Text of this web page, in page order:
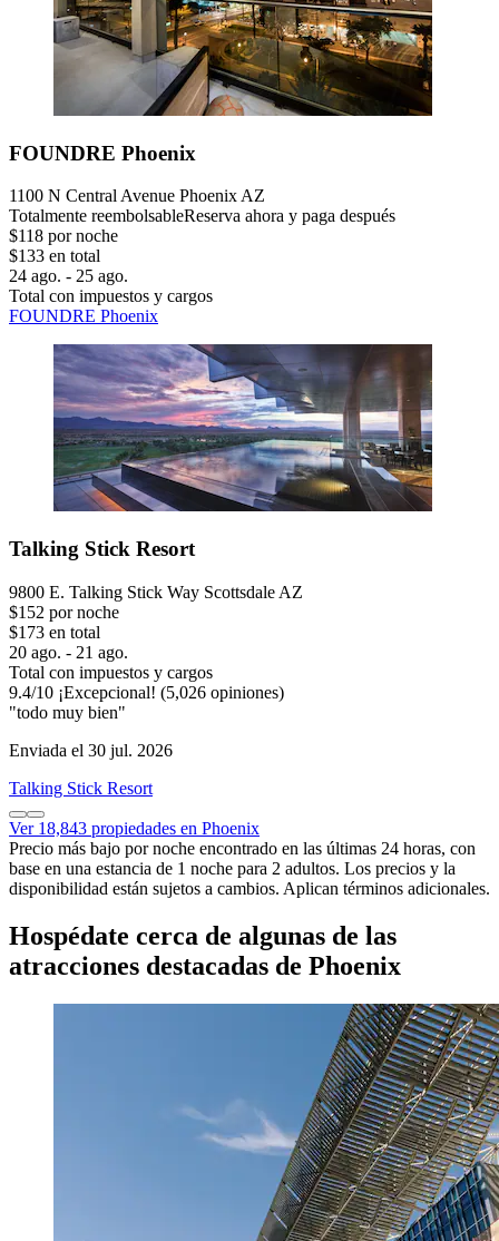
FOUNDRE Phoenix
1100 N Central Avenue Phoenix AZ
Totalmente reembolsableReserva ahora y paga después
$118 por noche
$133 en total
24 ago. - 25 ago.
Total con impuestos y cargos
FOUNDRE Phoenix
Talking Stick Resort
9800 E. Talking Stick Way Scottsdale AZ
$152 por noche
$173 en total
20 ago. - 21 ago.
Total con impuestos y cargos
9.4/10 ¡Excepcional! (5,026 opiniones)
"todo muy bien"
Enviada el 30 jul. 2026
Talking Stick Resort
Ver 18,843 propiedades en Phoenix
Precio más bajo por noche encontrado en las últimas 24 horas, con
base en una estancia de 1 noche para 2 adultos. Los precios y la
disponibilidad están sujetos a cambios. Aplican términos adicionales.
Hospédate cerca de algunas de las
atracciones destacadas de Phoenix